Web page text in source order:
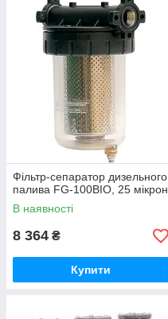
Фільтр-сепаратор дизельного
палива FG-100BIO, 25 мікрон
В наявності
8 364 ₴
Купити